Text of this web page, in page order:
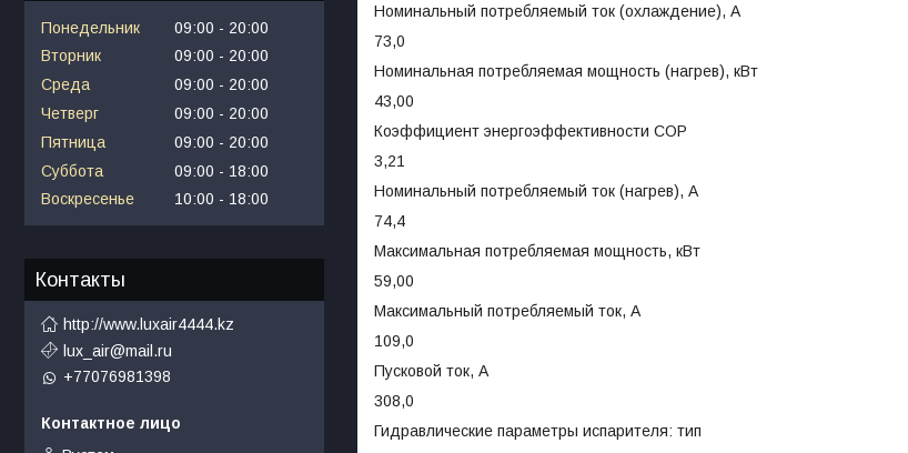
Номинальный потребляемый ток (охлаждение), А
73,0
Номинальная потребляемая мощность (нагрев), кВт
43,00
Коэффициент энергоэффективности COP
3,21
Номинальный потребляемый ток (нагрев), А
74,4
Максимальная потребляемая мощность, кВт
59,00
Максимальный потребляемый ток, А
109,0
Пусковой ток, А
308,0
Гидравлические параметры испарителя: тип
Понедельник 09:00
20:00
Вторник
09:00
20:00
Среда
09:00
20:00
Четверг
09:00
20:00
Пятница
09:00
20:00
Суббота
09:00
18:00
Воскресенье
10:00 18:00
Контакты
http://www.luxair4444.kz
lux_air@mail.ru
+77076981398